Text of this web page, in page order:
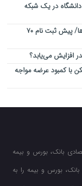
در یک شبکه‌
صدور بیش از ۹۰ درصد هدایت تحصیلی نهمی‌ها/ پیش ثبت نام ۷۰
افزایش می‌یابد؟
با کمبود عرضه مواجه
بانک، بورس و بیمه
بورس و بیمه را به